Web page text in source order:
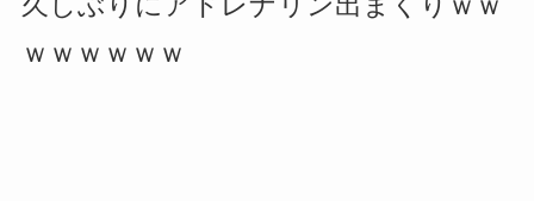
ｗｗｗｗｗｗ